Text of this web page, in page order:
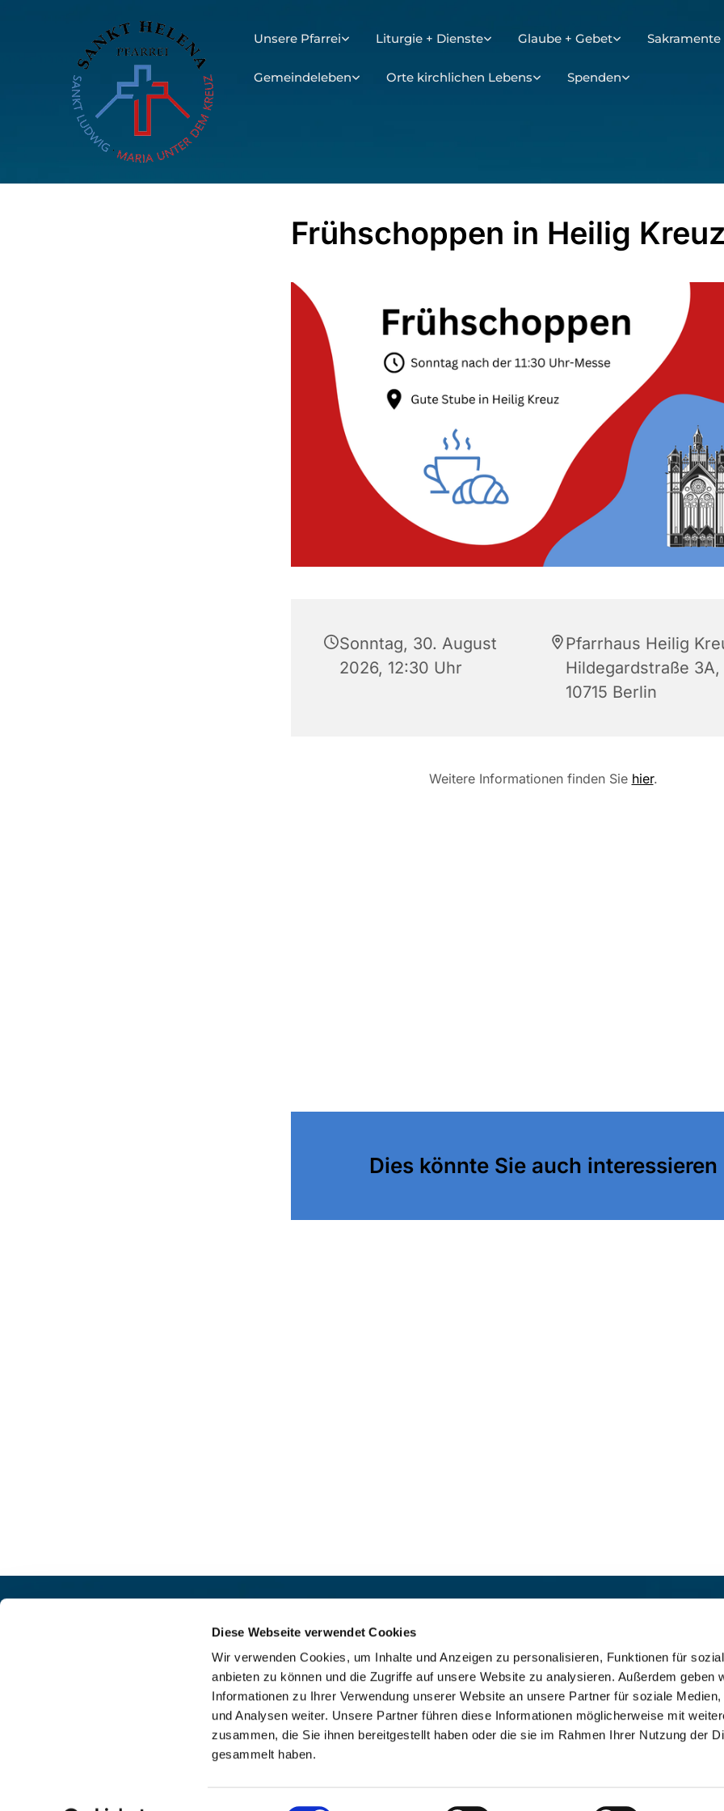
Diese Webseite verwendet Cookies
Wir verwenden Cookies, um Inhalte und Anzeigen zu personalisieren, Funktionen für
anbieten zu können und die Zugriffe auf unsere Website zu analysieren. Außerdem geben
Informationen zu Ihrer Verwendung unserer Website an unsere Partner für soziale Medien,
und Analysen weiter. Unsere Partner führen diese Informationen möglicherweise mit
zusammen, die Sie ihnen bereitgestellt haben oder die sie im Rahmen Ihrer Nutzung der
gesammelt haben.
Unsere Pfarrei Liturgie + Dienste Glaube + Gebet
Gemeindeleben Orte kirchlichen Lebens Spenden
Frühschoppen in Heilig
Sonntag, 30. August
2026, 12:30 Uhr
Pfarrhaus Heilig
Hildegardstraße 3A,
10715 Berlin
Weitere Informationen finden Sie hier.
Dies könnte Sie auch interessieren
 +49 30 8859 590
 pfarrbuero@sankthelena.de
 webteam@sankthelena.de
 Heilig Kreuz:
Mo-So 8-18 Uhr